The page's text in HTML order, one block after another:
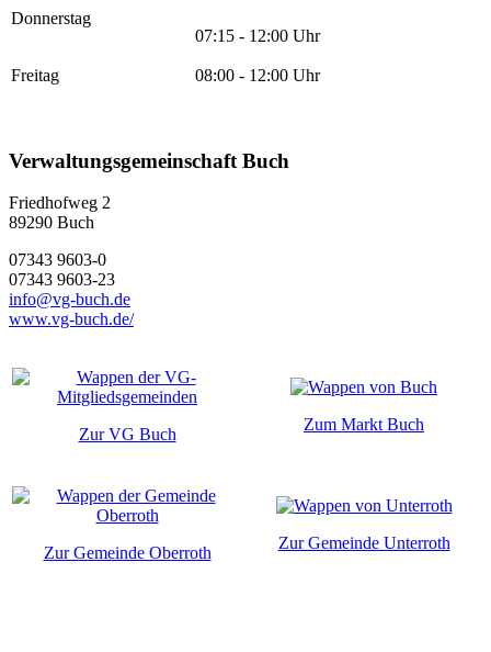
Donnerstag
07:15 - 12:00 Uhr
Freitag 08:00 - 12:00 Uhr
Verwaltungsgemeinschaft Buch
Friedhofweg 2
89290 Buch
07343 9603-0
07343 9603-23
info@vg-buch.de
www.vg-buch.de/
Zur VG Buch
Zum Markt Buch
Zur Gemeinde Oberroth
Zur Gemeinde Unterroth